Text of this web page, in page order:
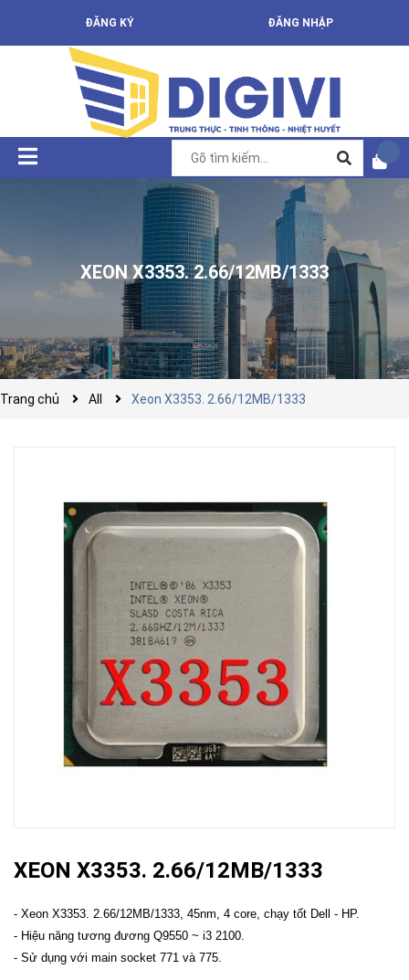
ĐĂNG KÝ ĐĂNG NHẬP
XEON X3353. 2.66/12MB/1333
Trang chủ All Xeon X3353. 2.66/12MB/1333
XEON X3353. 2.66/12MB/1333
- Xeon X3353. 2.66/12MB/1333, 45nm, 4 core, chạy tốt Dell - HP.
- Hiệu năng tương đương Q9550 ~ i3 2100.
- Sử dụng với main socket 771 và 775.